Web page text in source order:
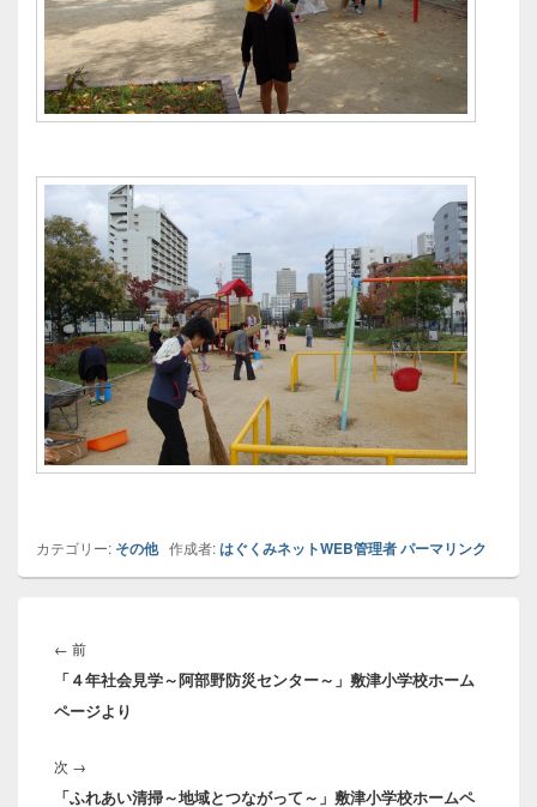
カテゴリー: その他作成者:はぐくみネットWEB管理者パーマリンク
稿
ナ
ビ
ー
シ
← 前
去
の
「４年社会見学～阿部野防災センター～」敷津小学校ホーム
ページより
次 →
の
「ふれあい清掃～地域とつながって～」敷津小学校ホームペ